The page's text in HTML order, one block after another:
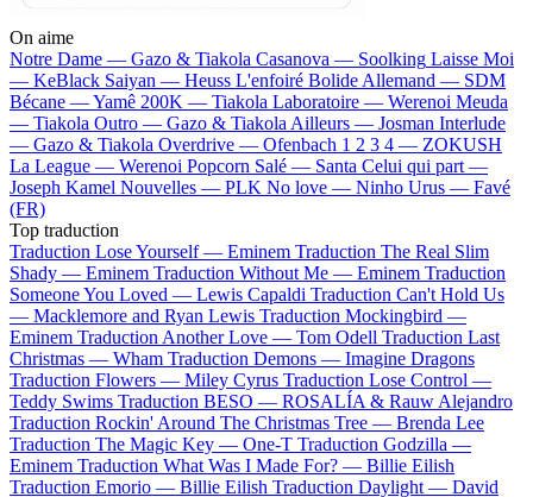
On aime
Notre Dame — Gazo & Tiakola Casanova — Soolking Laisse Moi
— KeBlack Saiyan — Heuss L'enfoiré Bolide Allemand — SDM
Bécane —Yamê 200K — Tiakola Laboratoire — Werenoi Meuda
— Tiakola Outro — Gazo & Tiakola Ailleurs — Josman Interlude
— Gazo & Tiakola Overdrive — Ofenbach 1 2 3 4 — ZOKUSH
La League — Werenoi Popcorn Salé — Santa Celui qui part —
Joseph Kamel Nouvelles — PLK No love — Ninho Urus — Favé
(FR)
Top traduction
Traduction Lose Yourself — Eminem Traduction The Real Slim
Shady — Eminem Traduction Without Me — Eminem Traduction
Someone You Loved — Lewis Capaldi Traduction Can't Hold Us
— Macklemore and Ryan Lewis Traduction Mockingbird —
Eminem Traduction Another Love — Tom Odell Traduction Last
Christmas — Wham Traduction Demons — Imagine Dragons
Traduction Flowers — Miley Cyrus Traduction Lose Control —
Teddy Swims Traduction BESO — ROSALÍA & Rauw Alejandro
Traduction Rockin' Around The Christmas Tree — Brenda Lee
Traduction The Magic Key — One-T Traduction Godzilla —
Eminem Traduction What Was I Made For? — Billie Eilish
Traduction Emorio — Billie Eilish Traduction Daylight — David